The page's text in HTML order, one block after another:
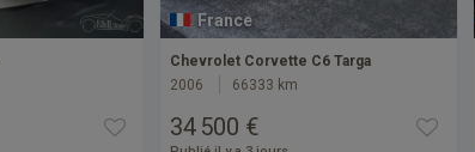
France
Chevrolet Corvette C6 Targa
2006
66333 km
34 500 €